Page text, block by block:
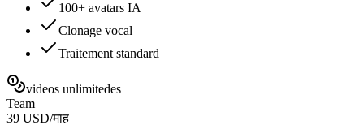
100+ avatars IA
Clonage vocal
Traitement standard
videos unlimitedes
Team
39 USD/माह